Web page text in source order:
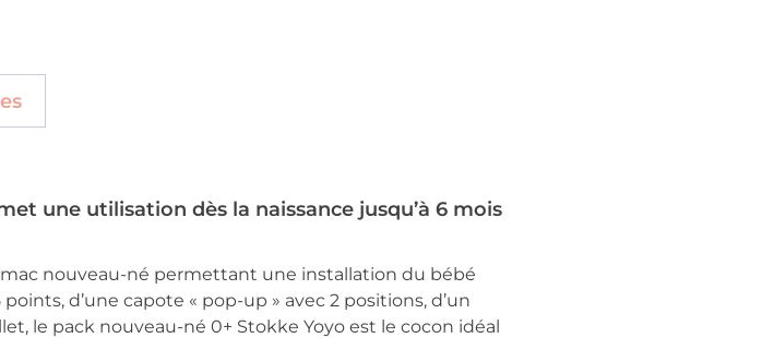
une utilisation dès la naissance jusqu’à 6 mois
nouveau-né permettant une installation du bébé
d’une capote « pop-up » avec 2 positions, d’un
le pack nouveau-né 0+ Stokke Yoyo est le cocon idéal